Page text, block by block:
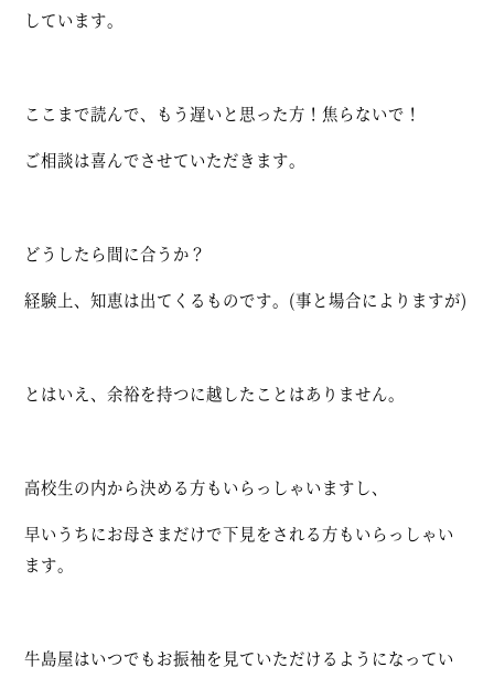
しています。
ここまで読んで、もう遅いと思った方！焦らないで！
ご相談は喜んでさせていただきます。
どうしたら間に合うか？
経験上、知恵は出てくるものです。(事と場合によりますが)
とはいえ、余裕を持つに越したことはありません。
高校生の内から決める方もいらっしゃいますし、
早いうちにお母さまだけで下見をされる方もいらっしゃい
ます。
牛島屋はいつでもお振袖を見ていただけるようになってい